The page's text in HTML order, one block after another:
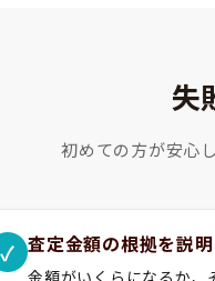
失
初めての方が安心
✓ 査定金額の根拠を説
金額がいくらになるか